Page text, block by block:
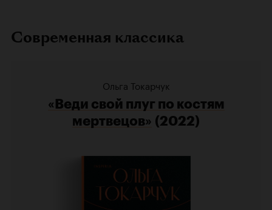
Современная классика
Ольга Токарчук
«Веди свой плуг по костям
мертвецов» (2022)